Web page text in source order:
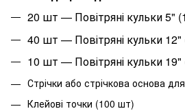
20 шт — Повітряні кульки 5"
40 шт — Повітряні кульки
10 шт — Повітряні кульки
Стрічки або стрічкова основа для
Клейові точки (100 шт)